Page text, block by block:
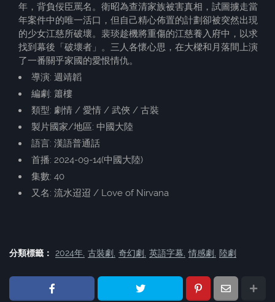
年，背負佞臣罵名。衛昭為查清家族被害真相，試圖擄走當
年案件中的唯一活口，但自己精心佈置的計劃卻被突然出現
的少女江慈所破壞。裴琰趁機將重傷的江慈養入府中，以求
找到幕後「破壞者」。三人各懷心思，在大樑和月落間上演
了一番關乎家國的愛恨情仇。
導演: 週靖韜
編劇: 簫樓
類型: 劇情 / 愛情 / 武俠 / 古裝
製片國家/地區: 中國大陸
語言: 漢語普通話
首播: 2024-09-14(中國大陸)
集數: 40
又名: 流水迢迢 / Love of Nirvana
分類標籤： 2024年 古裝劇 奇幻劇 英語字幕 情感劇 陸劇